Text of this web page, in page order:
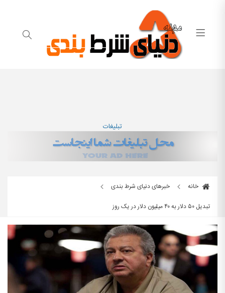
تبلیغات
خانه
خبرهای دنیای شرط بندی
تبدیل ۵۰ دلار به ۴۰ میلیون دلار در یک روز